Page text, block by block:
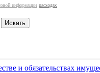
информации расходах
и обязательствах